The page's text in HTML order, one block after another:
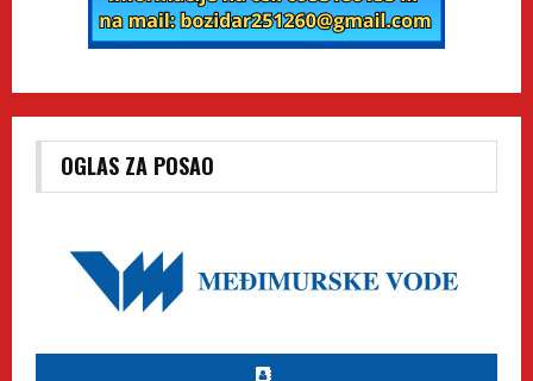
OGLAS ZA POSAO